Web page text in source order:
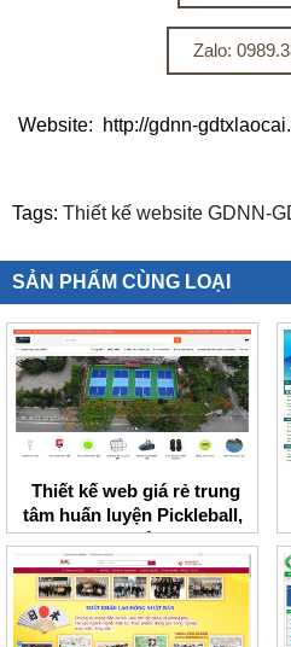
Zalo:
Website: http://gdnn-
Tags: Thiết kế website GDNN-
SẢN PHẨM CÙNG LOẠI
Thiết kế web giá rẻ trung
tâm huấn luyện Pickleball,
Tennis I Việt Nam